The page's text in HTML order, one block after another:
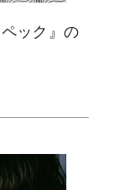
ック』の